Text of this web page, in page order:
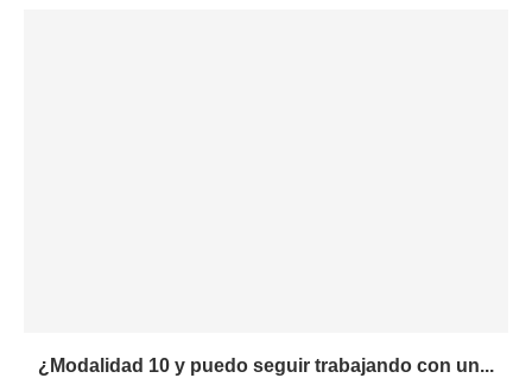
¿Modalidad 10 y puedo seguir trabajando con un...